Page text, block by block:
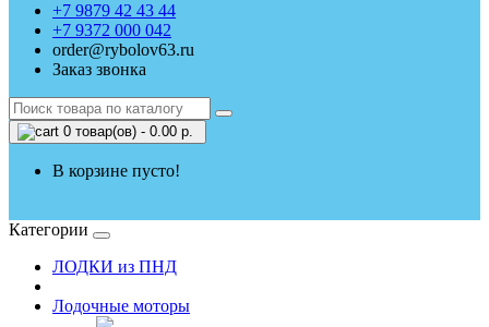
+7 9879 42 43 44
+7 9372 000 042
order@rybolov63.ru
Заказ звонка
0 товар(ов) - 0.00 р.
В корзине пусто!
Категории
ЛОДКИ из ПНД
Лодочные моторы